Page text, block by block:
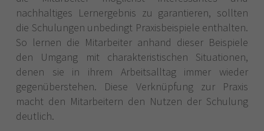
nachhaltiges Lernergebnis zu garantieren, sollten
die Schulungen unbedingt Praxisbeispiele enthalten.
So lernen die Mitarbeiter anhand dieser Beispiele
den Umgang mit charakteristischen Situationen,
denen sie in ihrem Arbeitsalltag immer wieder
gegenüberstehen. Diese Verknüpfung zur Praxis
macht den Mitarbeitern den Nutzen der Schulung
deutlich.